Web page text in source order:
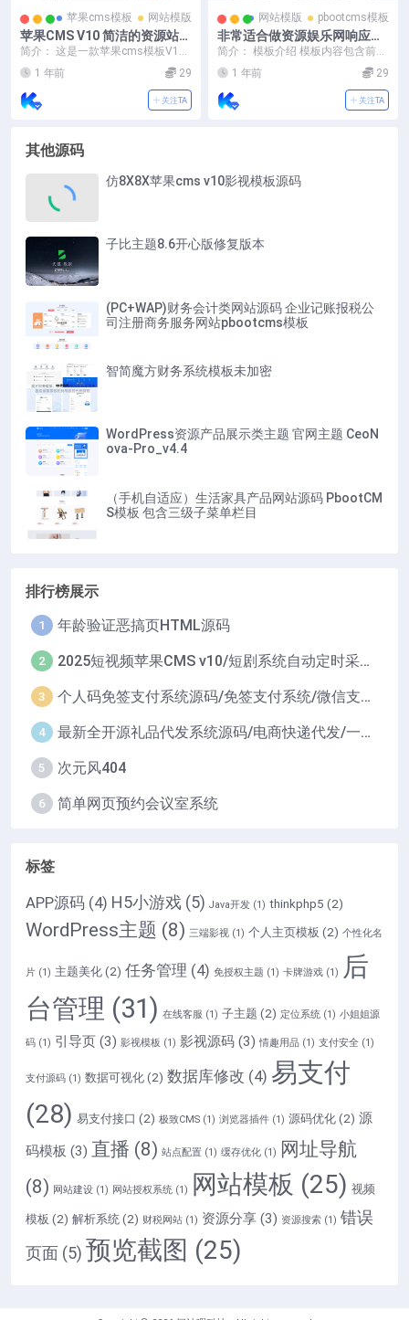
苹果cms模板 网站模版
苹果CMS V10 简洁的资源站模
板采集模板经典视频资源模版
简介： 这是一款苹果cms模板V10
的采集模板经典视频资源主题模
版，这里简单的测...
1 年前 29
关注TA
网站模版 pbootcms模板
非常适合做资源娱乐网响应式
APP应用软件下载网站PBoot
CMS模板源码
简介： 模板介绍 模板内容包含前天
+用户中心+后台。 图片：
1 年前 29
关注TA
其他源码
仿8X8X苹果cms v10影视模板源码
子比主题8.6开心版修复版本
(PC+WAP)财务会计类网站源码 企业记账报税公
司注册商务服务网站pbootcms模板
智简魔方财务系统模板未加密
WordPress资源产品展示类主题 官网主题 CeoN
ova-Pro_v4.4
（手机自适应）生活家具产品网站源码 PbootCM
S模板 包含三级子菜单栏目
排行榜展示
1 年龄验证恶搞页HTML源码
2 2025短视频苹果CMS v10/短剧系统自动定时采集H5移动端在线影视视频短剧源码小剧场短剧影视源码
3 个人码免签支付系统源码/免签支付系统/微信支付平台
4 最新全开源礼品代发系统源码/电商快递代发/一件代发系统
5 次元风404
6 简单网页预约会议室系统
标签
APP源码 (4) H5小游戏 (5) Java开发 (1) thinkphp5 (2)
WordPress主题 (8) 三端影视 (1) 个人主页模板 (2) 个性化名
片 (1) 主题美化 (2) 任务管理 (4) 免授权主题 (1) 卡牌游戏 (1)
后
台管理 (31) 在线客服 (1) 子主题 (2) 定位系统 (1) 小姐姐源
码 (1) 引导页 (3) 影视模板 (1) 影视源码 (3) 情趣用品 (1) 支付安全 (1)
支付源码 (1) 数据可视化 (2) 数据库修改 (4) 易支付
(28) 易支付接口 (2) 极致CMS (1) 浏览器插件 (1) 源码优化 (2) 源
码模板 (3) 直播 (8) 站点配置 (1) 缓存优化 (1)
网址导航
(8) 网站建设 (1) 网站授权系统 (1) 网站模板 (25) 视频
模板 (2) 解析系统 (2) 财税网站 (1) 资源分享 (3) 资源搜索 (1) 错误
页面 (5) 预览截图 (25)